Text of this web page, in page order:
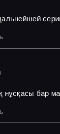
бар ма